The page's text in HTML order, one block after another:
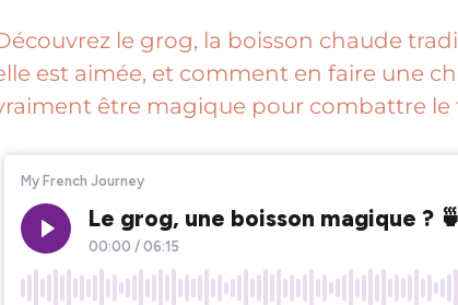
le grog, la boisson chaude
est aimée, et comment en faire une
être magique pour combattre le